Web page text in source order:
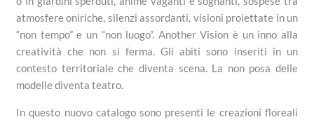
atmosfere oniriche, silenzi assordanti, visioni proiettate in un
“non tempo” e un “non luogo”. Another Vision è un inno alla
creatività che non si ferma. Gli abiti sono inseriti in un
contesto territoriale che diventa scena. La non posa delle
modelle diventa teatro.
In questo nuovo catalogo sono presenti le creazioni floreali